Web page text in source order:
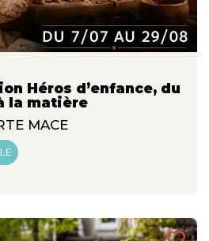
Héros d’enfance, du
la matière
MACE